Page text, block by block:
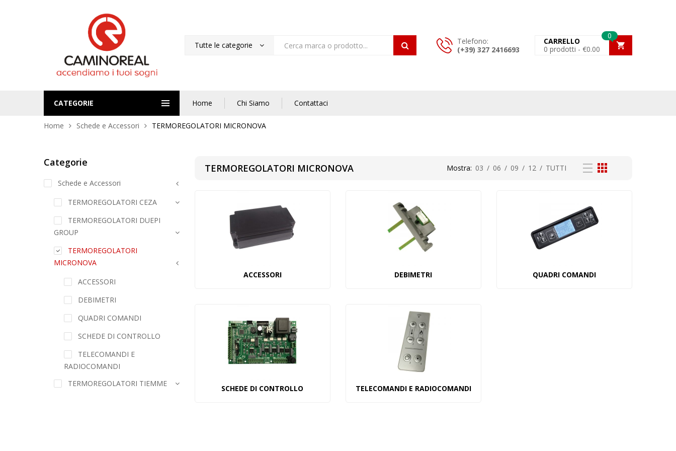
Tutte le categorie
Telefono:
(+39) 327 2416693
0
CARRELLO
0 prodotti - €0.00
CATEGORIE Home Chi Siamo Contattaci
Home Schede e Accessori TERMOREGOLATORI MICRONOVA
ACCESSORI DEBIMETRI QUADRI COMANDI
SCHEDE DI CONTROLLO TELECOMANDI E RADIOCOMANDI
TERMOREGOLATORI MICRONOVA Mostra: 03 / 06 / 09 / 12 / TUTTI
Categorie
Schede e Accessori
TERMOREGOLATORI CEZA
TERMOREGOLATORI DUEPI
GROUP
TERMOREGOLATORI
MICRONOVA
ACCESSORI
DEBIMETRI
QUADRI COMANDI
SCHEDE DI CONTROLLO
TELECOMANDI E
RADIOCOMANDI
TERMOREGOLATORI TIEMME